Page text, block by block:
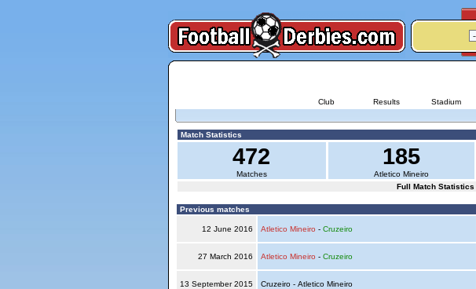
Club Results Stadium
Match Statistics
472
Matches
185
Atletico Mineiro
Full Match Statistics
Previous matches
12 June 2016 Atletico Mineiro - Cruzeiro
27 March 2016 Atletico Mineiro - Cruzeiro
13 September 2015 Cruzeiro - Atletico Mineiro